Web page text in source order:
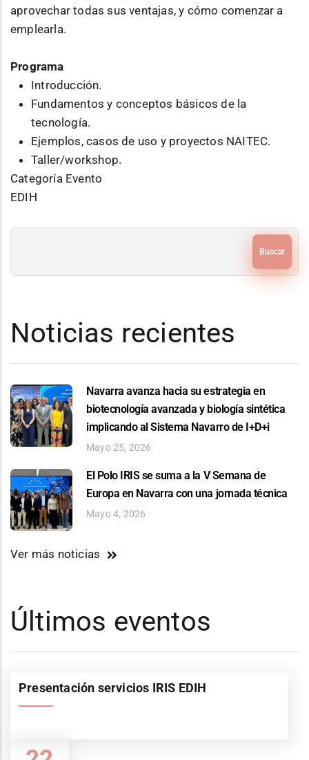
aprovechar todas sus ventajas, y cómo comenzar a
emplearla.
Programa
Introducción.
Fundamentos y conceptos básicos de la
tecnología.
Ejemplos, casos de uso y proyectos NAITEC.
Taller/workshop.
Categoría Evento
EDIH
Noticias recientes
Navarra avanza hacia su estrategia en
biotecnología avanzada y biología sintética
implicando al Sistema Navarro de I+D+i
Mayo 25, 2026
El Polo IRIS se suma a la V Semana de
Europa en Navarra con una jornada técnica
Mayo 4, 2026
Ver más noticias
Últimos eventos
Presentación servicios IRIS EDIH